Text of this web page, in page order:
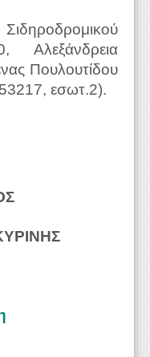
Πουλουτίδου
εσωτ.2).